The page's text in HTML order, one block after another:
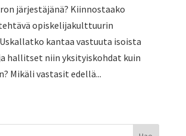
järjestäjänä? Kiinnostaako
opiskelijakulttuurin
kantaa vastuuta isoista
hallitset niin yksityiskohdat kuin
Mikäli vastasit edellä...